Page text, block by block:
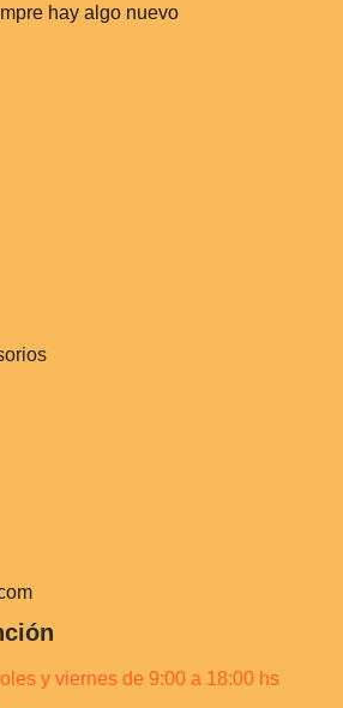
hay algo nuevo
y viernes de 9:00 a 18:00 hs